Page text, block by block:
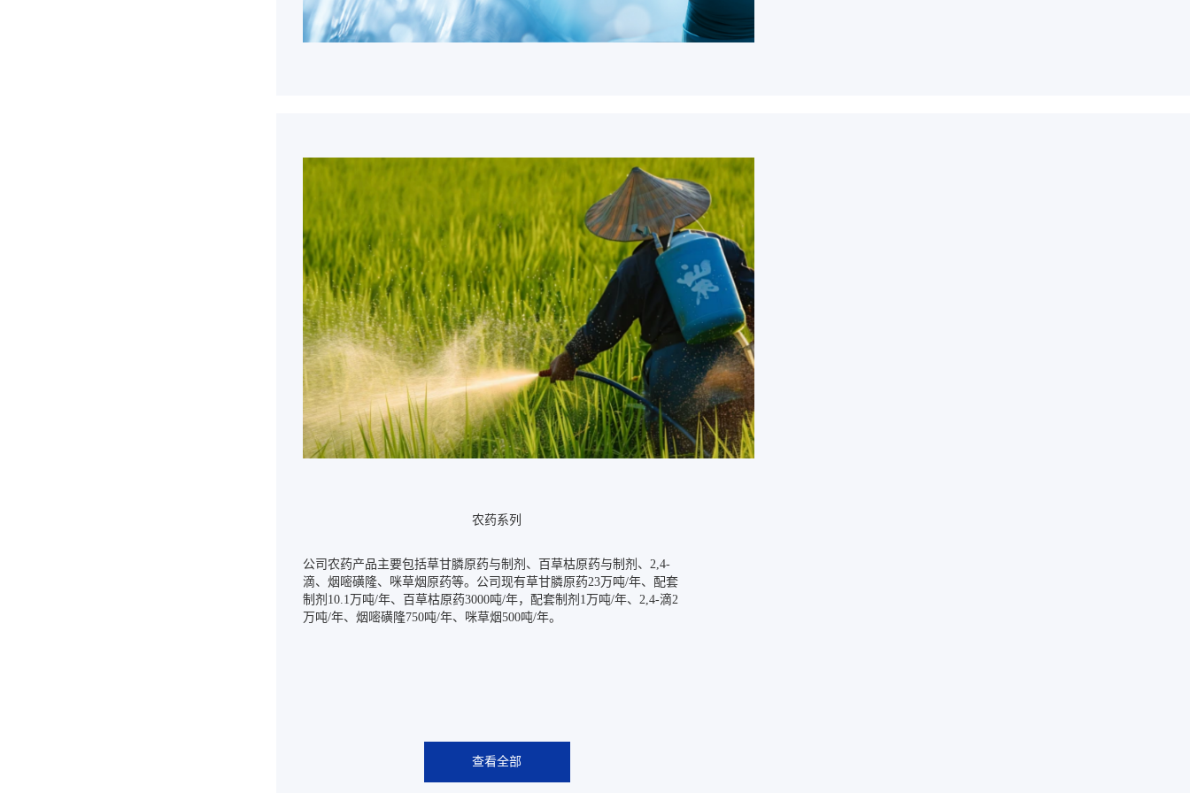
农药系列
公司农药产品主要包括草甘膦原药与制剂、百草枯原药与制剂、2,4-
滴、烟嘧磺隆、咪草烟原药等。公司现有草甘膦原药23万吨/年、配套
制剂10.1万吨/年、百草枯原药3000吨/年，配套制剂1万吨/年、2,4-滴2
万吨/年、烟嘧磺隆750吨/年、咪草烟500吨/年。
查看全部